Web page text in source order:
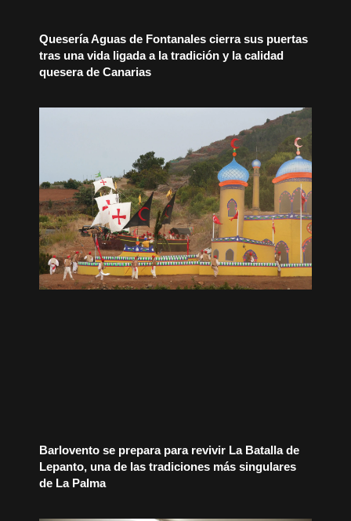
Quesería Aguas de Fontanales cierra sus puertas
tras una vida ligada a la tradición y la calidad
quesera de Canarias
Barlovento se prepara para revivir La Batalla de
Lepanto, una de las tradiciones más singulares
de La Palma